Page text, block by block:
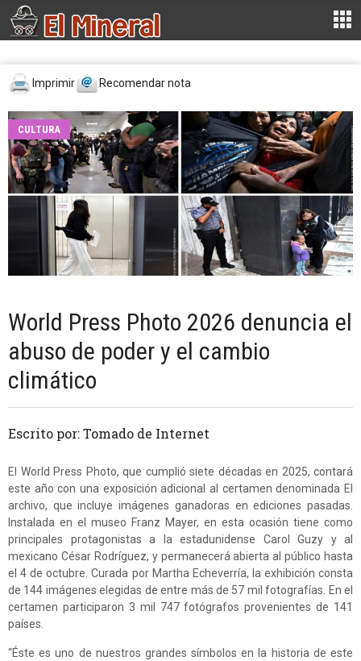
Imprimir Recomendar nota
CULTURA
World Press Photo 2026 denuncia el
abuso de poder y el cambio
climático
Escrito por: Tomado de Internet
El World Press Photo, que cumplió siete décadas en 2025, contará
este año con una exposición adicional al certamen denominada El
archivo, que incluye imágenes ganadoras en ediciones pasadas.
Instalada en el museo Franz Mayer, en esta ocasión tiene como
principales protagonistas a la estadunidense Carol Guzy y al
mexicano César Rodríguez, y permanecerá abierta al público hasta
el 4 de octubre. Curada por Martha Echeverría, la exhibición consta
de 144 imágenes elegidas de entre más de 57 mil fotografías. En el
certamen participaron 3 mil 747 fotógrafos provenientes de 141
países.
“Éste es uno de nuestros grandes símbolos en la historia de este